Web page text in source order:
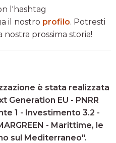
l'hashtag
il nostro profilo. Potresti
prossima storia!
è stata realizzata
Generation EU - PNRR
1 - Investimento 3.2 -
- Marittime, le
sul Mediterraneo".